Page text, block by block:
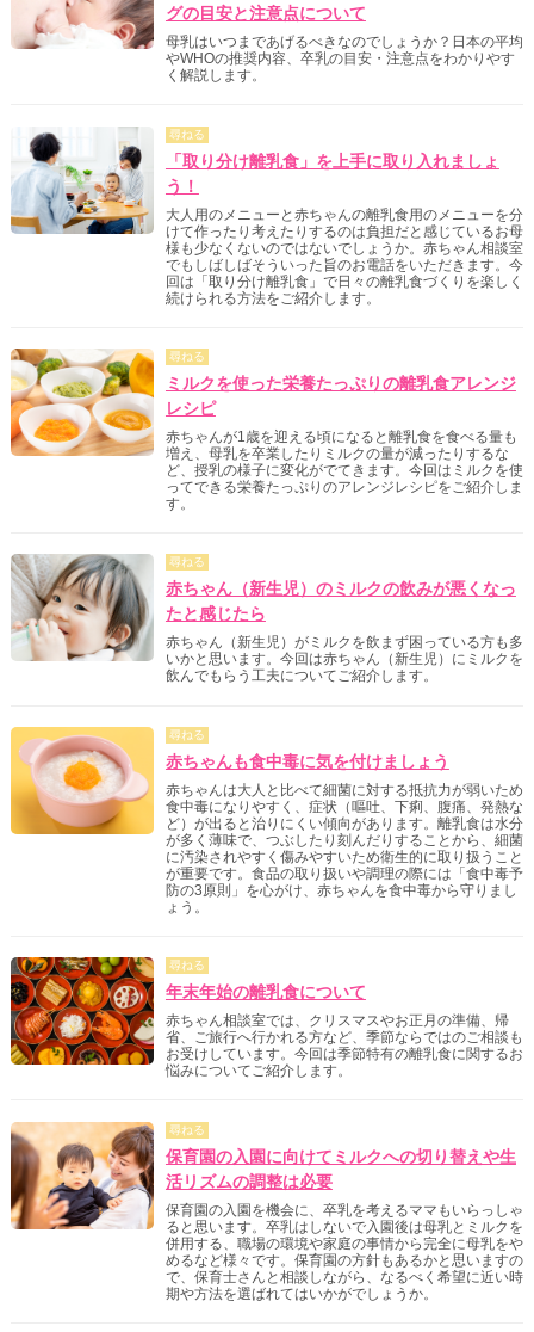
グの目安と注意点について
母乳はいつまであげるべきなのでしょうか？日本の平均
やWHOの推奨内容、卒乳の目安・注意点をわかりやす
く解説します。
尋ねる
「取り分け離乳食」を上手に取り入れましょ
う！
大人用のメニューと赤ちゃんの離乳食用のメニューを分
けて作ったり考えたりするのは負担だと感じているお母
様も少なくないのではないでしょうか。赤ちゃん相談室
でもしばしばそういった旨のお電話をいただきます。今
回は「取り分け離乳食」で日々の離乳食づくりを楽しく
続けられる方法をご紹介します。
尋ねる
ミルクを使った栄養たっぷりの離乳食アレンジ
レシピ
赤ちゃんが1歳を迎える頃になると離乳食を食べる量も
増え、母乳を卒業したりミルクの量が減ったりするな
ど、授乳の様子に変化がでてきます。今回はミルクを使
ってできる栄養たっぷりのアレンジレシピをご紹介しま
す。
尋ねる
赤ちゃん（新生児）のミルクの飲みが悪くなっ
たと感じたら
赤ちゃん（新生児）がミルクを飲まず困っている方も多
いかと思います。今回は赤ちゃん（新生児）にミルクを
飲んでもらう工夫についてご紹介します。
尋ねる
赤ちゃんも食中毒に気を付けましょう
赤ちゃんは大人と比べて細菌に対する抵抗力が弱いため
食中毒になりやすく、症状（嘔吐、下痢、腹痛、発熱な
ど）が出ると治りにくい傾向があります。離乳食は水分
が多く薄味で、つぶしたり刻んだりすることから、細菌
に汚染されやすく傷みやすいため衛生的に取り扱うこと
が重要です。食品の取り扱いや調理の際には「食中毒予
防の3原則」を心がけ、赤ちゃんを食中毒から守りまし
ょう。
尋ねる
年末年始の離乳食について
赤ちゃん相談室では、クリスマスやお正月の準備、帰
省、ご旅行へ行かれる方など、季節ならではのご相談も
お受けしています。今回は季節特有の離乳食に関するお
悩みについてご紹介します。
尋ねる
保育園の入園に向けてミルクへの切り替えや生
活リズムの調整は必要
保育園の入園を機会に、卒乳を考えるママもいらっしゃ
ると思います。卒乳はしないで入園後は母乳とミルクを
併用する、職場の環境や家庭の事情から完全に母乳をや
めるなど様々です。保育園の方針もあるかと思いますの
で、保育士さんと相談しながら、なるべく希望に近い時
期や方法を選ばれてはいかがでしょうか。